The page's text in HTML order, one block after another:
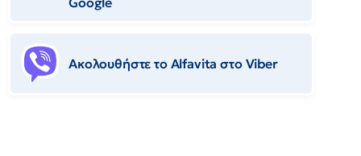
Ακολουθήστε το Αlfavita στο Viber